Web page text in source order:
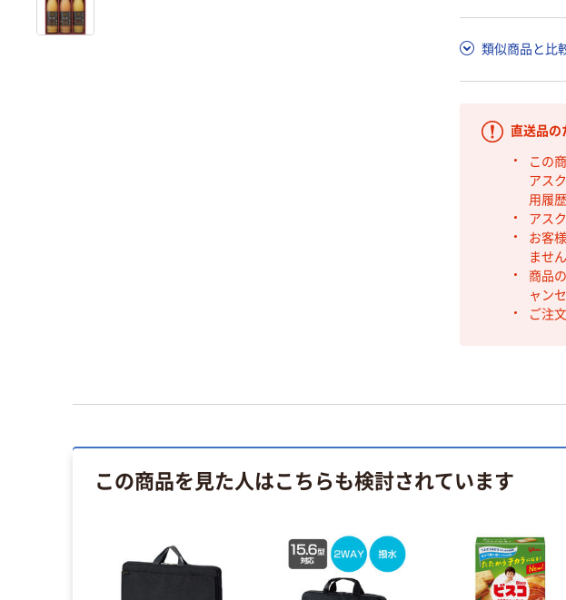
類似商品と比
直送品の
この
アス
用履
アス
お客
ません
商品
ャン
ご注
この商品を見た人はこちらも検討されています